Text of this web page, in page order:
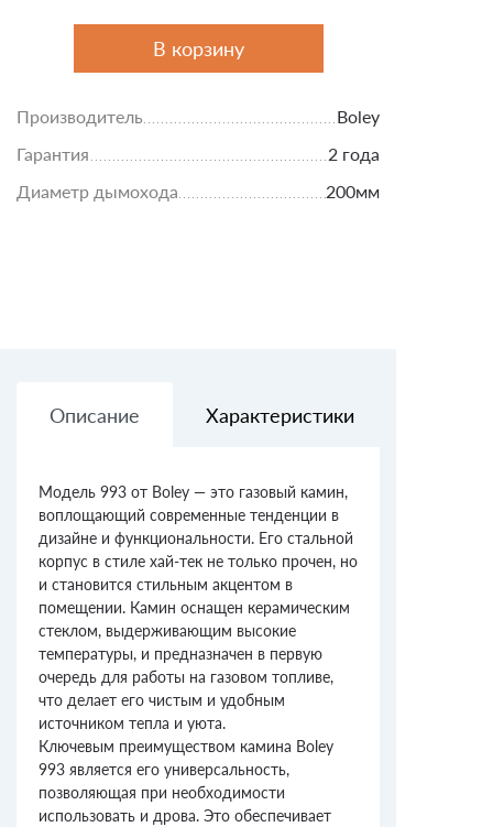
В корзину
Производитель
Boley
Гарантия
2 года
Диаметр дымохода
200мм
Описание Характеристики
Модель 993 от Boley — это газовый камин,
воплощающий современные тенденции в
дизайне и функциональности. Его стальной
корпус в стиле хай-тек не только прочен, но
и становится стильным акцентом в
помещении. Камин оснащен керамическим
стеклом, выдерживающим высокие
температуры, и предназначен в первую
очередь для работы на газовом топливе,
что делает его чистым и удобным
источником тепла и уюта.
Ключевым преимуществом камина Boley
993 является его универсальность,
позволяющая при необходимости
использовать и дрова. Это обеспечивает